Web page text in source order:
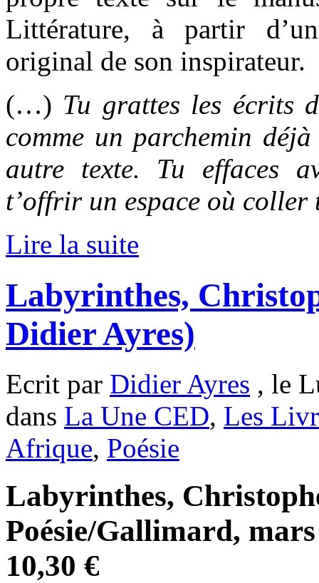
Littérature, à partir
original de son inspirateur.
(…) Tu grattes les écrits
comme un parchemin
autre texte. Tu effaces
t’offrir un espace où coller
Lire la suite
Labyrinthes,
Didier Ayres)
Ecrit par Didier Ayres , le
dans La Une CED, Les
Afrique, Poésie
Labyrinthes,
Poésie/Gallimard, mars
10,30 €